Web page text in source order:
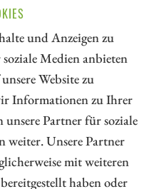
und Anzeigen zu
Medien anbieten
Website zu
Informationen zu Ihrer
unsere Partner für soziale
weiter. Unsere Partner
mit weiteren
haben oder
Turnaround-
im richtigen Timing.
Informationsplattform für
Kapitalmarkt